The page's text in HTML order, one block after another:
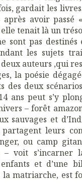
gardait les
après avoir passé
tenait là un
sont pas
les sujets
deux auteurs ,qui
la poésie
des deux
ans peut s’y
– forêt
sauvages et
leurs
ou camp
– voit s’incarner
et d’une
la matriarche, est